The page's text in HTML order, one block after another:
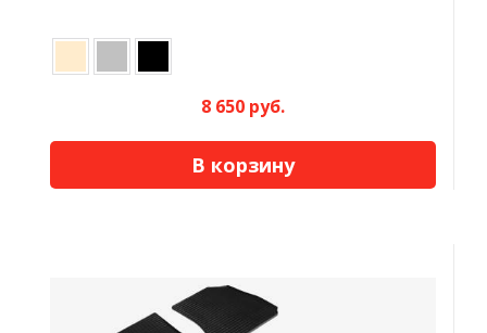
8 650 руб.
В корзину